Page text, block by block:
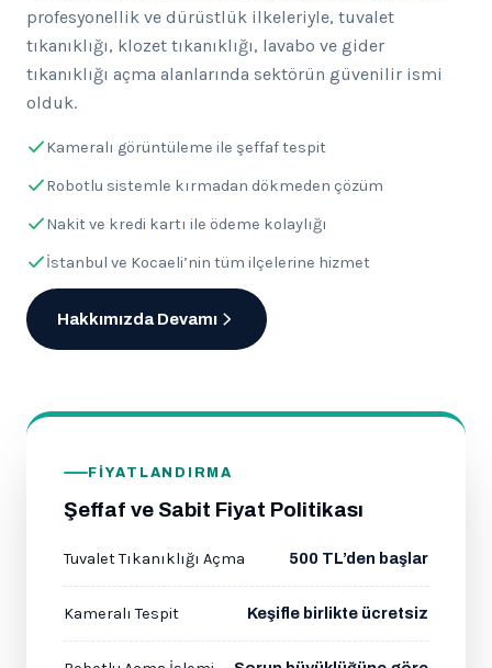
profesyonellik ve dürüstlük ilkeleriyle, tuvalet
tıkanıklığı, klozet tıkanıklığı, lavabo ve gider
tıkanıklığı açma alanlarında sektörün güvenilir ismi
olduk.
Kameralı görüntüleme ile şeffaf tespit
Robotlu sistemle kırmadan dökmeden çözüm
Nakit ve kredi kartı ile ödeme kolaylığı
İstanbul ve Kocaeli’nin tüm ilçelerine hizmet
Hakkımızda Devamı
FIYATLANDIRMA
Şeffaf ve Sabit Fiyat Politikası
Tuvalet Tıkanıklığı Açma 500 TL’den başlar
Kameralı Tespit Keşifle birlikte ücretsiz